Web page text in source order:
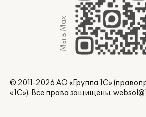
Мы в Max
© 2011-2026 АО «Группа 1С»
«1С»). Все права защищены.